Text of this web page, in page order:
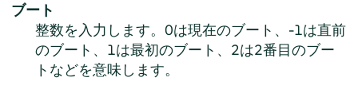
ブート
整数を入力します。0は現在のブート、-1は直前
のブート、1は最初のブート、2は2番目のブー
トなどを意味します。